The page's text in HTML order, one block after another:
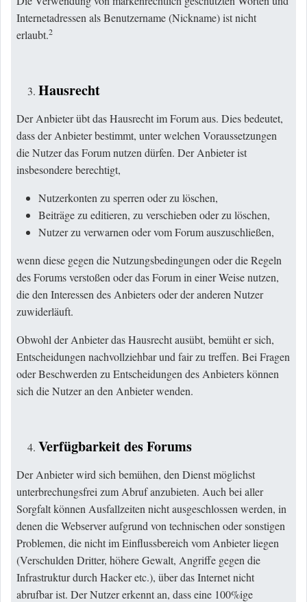
Internetadressen als Benutzername (Nickname) ist nicht
erlaubt.2
Hausrecht
Der Anbieter übt das Hausrecht im Forum aus. Dies bedeutet,
dass der Anbieter bestimmt, unter welchen Voraussetzungen
die Nutzer das Forum nutzen dürfen. Der Anbieter ist
insbesondere berechtigt,
Nutzerkonten zu sperren oder zu löschen,
Beiträge zu editieren, zu verschieben oder zu löschen,
Nutzer zu verwarnen oder vom Forum auszuschließen,
wenn diese gegen die Nutzungsbedingungen oder die Regeln
des Forums verstoßen oder das Forum in einer Weise nutzen,
die den Interessen des Anbieters oder der anderen Nutzer
zuwiderläuft.
Obwohl der Anbieter das Hausrecht ausübt, bemüht er sich,
Entscheidungen nachvollziehbar und fair zu treffen. Bei Fragen
oder Beschwerden zu Entscheidungen des Anbieters können
sich die Nutzer an den Anbieter wenden.
Verfügbarkeit des Forums
Der Anbieter wird sich bemühen, den Dienst möglichst
unterbrechungsfrei zum Abruf anzubieten. Auch bei aller
Sorgfalt können Ausfallzeiten nicht ausgeschlossen werden, in
denen die Webserver aufgrund von technischen oder sonstigen
Problemen, die nicht im Einflussbereich vom Anbieter liegen
(Verschulden Dritter, höhere Gewalt, Angriffe gegen die
Infrastruktur durch Hacker etc.), über das Internet nicht
abrufbar ist. Der Nutzer erkennt an, dass eine 100%ige